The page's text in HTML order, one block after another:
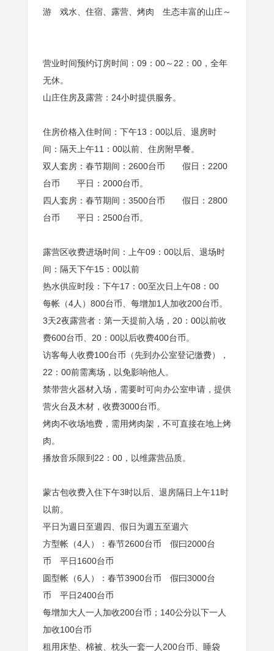
游 戏水、住宿、露营、烤肉 生态丰富的山庄～
营业时间预约订房时间：09：00～22：00，全年
无休。
山庄住房及露营：24小时提供服务。
住房价格入住时间：下午13：00以后、退房时
间：隔天上午11：00以前、住房附早餐。
双人套房：春节期间：2600台币 假日：2200
台币 平日：2000台币。
四人套房：春节期间：3500台币 假日：2800
台币 平日：2500台币。
露营区收费进场时间：上午09：00以后、退场时
间：隔天下午15：00以前
热水供应时段：下午17：00至次日上午08：00
每帐（4人）800台币、每增加1人加收200台币。
3天2夜露营者：第一天提前入场，20：00以前收
费600台币、20：00以后收费400台币。
访客每人收费100台币（先到办公室登记缴费），
22：00前需离场，以免影响他人。
禁带营火器材入场，需要时可向办公室申请，提供
营火台及木材，收费3000台币。
烤肉不收场地费，需用烤肉架，不可直接在地上烤
肉。
播放音乐限到22：00，以维露营品质。
蒙古包收费入住下午3时以后、退房隔日上午11时
以前。
平日为週日至週四、假日为週五至週六
方型帐（4人）：春节2600台币 假曰2000台
币 平日1600台币
圆型帐（6人）：春节3900台币 假曰3000台
币 平日2400台币
每增加大人一人加收200台币；140公分以下一人
加收100台币
租用床垫、棉被、枕头一套一人200台币、睡袋